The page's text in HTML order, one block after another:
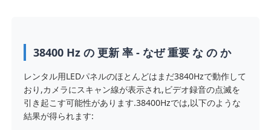
動画
38400 Hz の 更新 率 - なぜ 重要 な の か
レンタル用LEDパネルのほとんどはまだ3840Hzで動作して
おり,カメラにスキャン線が表示され,ビデオ録音の点滅を
引き起こす可能性があります.38400Hzでは,以下のような
結果が得られます: